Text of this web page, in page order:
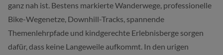
ganz nah ist. Bestens markierte Wanderwege, professionelle
Bike-Wegenetze, Downhill-Tracks, spannende
Themenlehrpfade und kindgerechte Erlebnisberge sorgen
dafür, dass keine Langeweile aufkommt. In den urigen